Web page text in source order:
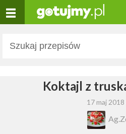
Koktajl z
17 maj